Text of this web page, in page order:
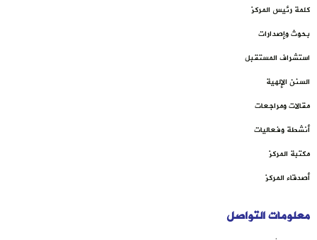
كلمة رئيس المركز
بحوث وإصدارات
استشراف المستقبل
السنن الإلهية
مقالات ومراجعات
أنشطة وفعاليات
مكتبة المركز
أصدقاء المركز
معلومات التواصل